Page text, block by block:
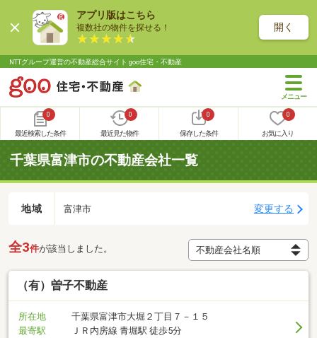
アプリ版はこちら
複数社の物件を探せる！ 開く
NTTグループ運営の不動産総合サイト goo住宅・不動産
0
最近検索した条件
0
最近見た物件
0
保存した条件
0
お気に入り
千葉県富津市の不動産会社一覧
地域 富津市 変更する
全3件が該当しました。
（有）曽子不動産
所在地
千葉県富津市大堀２丁目７－１５
最寄駅
ＪＲ内房線 青堀駅 徒歩5分